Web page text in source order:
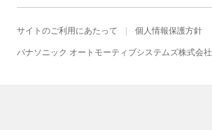
サイトのご利用にあたって 個人情報保護方針
パナソニック オートモーティブシステムズ株式会社